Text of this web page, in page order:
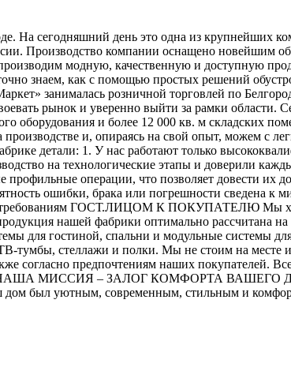
На сегодняшний день это одна из крупнейших
Производство компании оснащено новейшим
модную, качественную и доступную
знаем, как с помощью простых решений
занималась розничной торговлей по
рынок и уверенно выйти за рамки
оборудования и более 12 000 кв. м
и, опираясь на свой опыт, можем с
детали: 1. У нас работают только
на технологические этапы и доверили
операции, что позволяет довести их
ошибки, брака или погрешности сведена
требованиям ГОСТ.ЛИЦОМ К ПОКУПАТЕЛЮ Мы
нашей фабрики оптимально рассчитана
для гостиной, спальни и модульные системы
стеллажи и полки. Мы не стоим на месте и
согласно предпочтениям наших покупателей.
МИССИЯ – ЗАЛОГ КОМФОРТА ВАШЕГО
был уютным, современным, стильным и